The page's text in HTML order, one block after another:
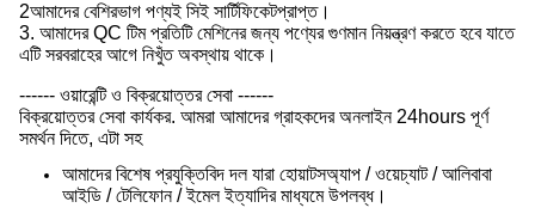
2আমাদের বেশিরভাগ পণ্যই সিই সার্টিফিকেটপ্রাপ্ত।
3. আমাদের QC টিম প্রতিটি মেশিনের জন্য পণ্যের গুণমান নিয়ন্ত্রণ করতে হবে যাতে
এটি সরবরাহের আগে নিখুঁত অবস্থায় থাকে।
------ ওয়ারেন্টি ও বিক্রয়োত্তর সেবা ------
বিক্রয়োত্তর সেবা কার্যকর. আমরা আমাদের গ্রাহকদের অনলাইন 24hours পূর্ণ
সমর্থন দিতে, এটা সহ
আমাদের বিশেষ প্রযুক্তিবিদ দল যারা হোয়াটসঅ্যাপ / ওয়েচ্যাট / আলিবাবা
আইডি / টেলিফোন / ইমেল ইত্যাদির মাধ্যমে উপলব্ধ।